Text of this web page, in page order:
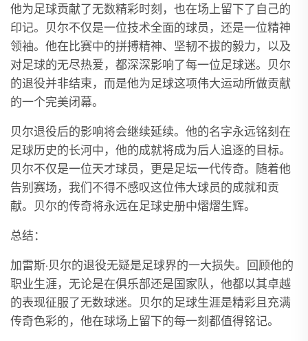
他为足球贡献了无数精彩时刻，也在场上留下了自己的
印记。贝尔不仅是一位技术全面的球员，还是一位精神
领袖。他在比赛中的拼搏精神、坚韧不拔的毅力，以及
对足球的无尽热爱，都深深影响了每一位足球迷。贝尔
的退役并非结束，而是他为足球这项伟大运动所做贡献
的一个完美闭幕。
贝尔退役后的影响将会继续延续。他的名字永远铭刻在
足球历史的长河中，他的成就将成为后人追逐的目标。
贝尔不仅是一位天才球员，更是足坛一代传奇。随着他
告别赛场，我们不得不感叹这位伟大球员的成就和贡
献。贝尔的传奇将永远在足球史册中熠熠生辉。
总结：
加雷斯·贝尔的退役无疑是足球界的一大损失。回顾他的
职业生涯，无论是在俱乐部还是国家队，他都以其卓越
的表现征服了无数球迷。贝尔的足球生涯是精彩且充满
传奇色彩的，他在球场上留下的每一刻都值得铭记。